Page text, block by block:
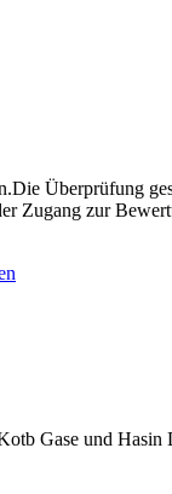
Überprüfung
Zugang zur
Gase und Hasin